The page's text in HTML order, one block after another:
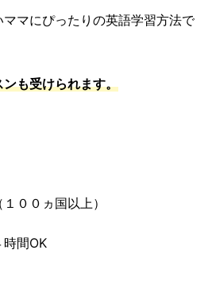
マにぴったりの英語学習方法で
も受けられます。
００ヵ国以上）
時間OK